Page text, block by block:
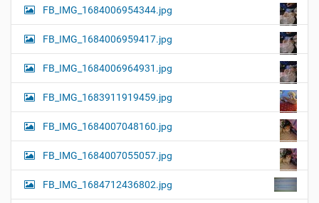
FB_IMG_1684006954344.jpg
FB_IMG_1684006959417.jpg
FB_IMG_1684006964931.jpg
FB_IMG_1683911919459.jpg
FB_IMG_1684007048160.jpg
FB_IMG_1684007055057.jpg
FB_IMG_1684712436802.jpg